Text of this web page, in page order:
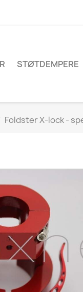
STØTDEMPERE
Foldster X-lock -